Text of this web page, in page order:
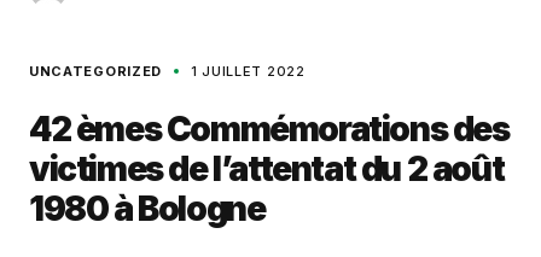
UNCATEGORIZED 1 JUILLET 2022
42 èmes Commémorations des
victimes de l’attentat du 2 août
1980 à Bologne